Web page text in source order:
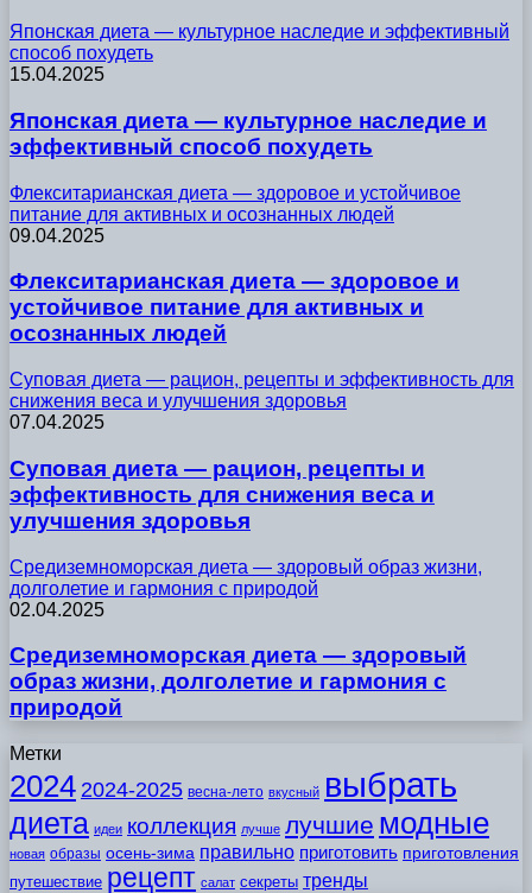
Японская диета — культурное наследие и эффективный
способ похудеть
15.04.2025
Японская диета — культурное наследие и
эффективный способ похудеть
Флекситарианская диета — здоровое и устойчивое
питание для активных и осознанных людей
09.04.2025
Флекситарианская диета — здоровое и
устойчивое питание для активных и
осознанных людей
Суповая диета — рацион, рецепты и эффективность для
снижения веса и улучшения здоровья
07.04.2025
Суповая диета — рацион, рецепты и
эффективность для снижения веса и
улучшения здоровья
Средиземноморская диета — здоровый образ жизни,
долголетие и гармония с природой
02.04.2025
Средиземноморская диета — здоровый
образ жизни, долголетие и гармония с
природой
Метки
2024 2024-2025 весна-лето вкусный выбрать
диета идеи коллекция лучше лучшие модные
новая образы осень-зима правильно приготовить приготовления
путешествие рецепт салат секреты тренды